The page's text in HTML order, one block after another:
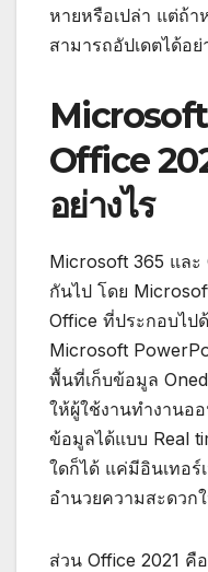
หายหรือเปล่า แต่ถ้า
สามารถอัปเดตได้อ
Office
อย่างไร
Microsoft 365 และ
กันไป โดย
Office ที่ประกอบไป
Microsoft
พื้นที่เก็บข้อมูล
ให้ผู้ใช้งานทำงานอ
ข้อมูลได้แบบ Real
ใดก็ได้ แค่มีอินเทอร์
อำนวยความสะดวก
ส่วน Office 2021 คื